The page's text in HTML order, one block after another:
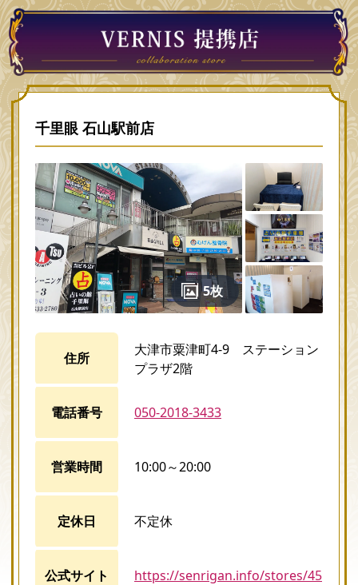
千里眼 石山駅前店
5枚
住所
大津市粟津町4-9 ステーション
プラザ2階
電話番号 050-2018-3433
営業時間 10:00～20:00
定休日 不定休
公式サイト https://senrigan.info/stores/45